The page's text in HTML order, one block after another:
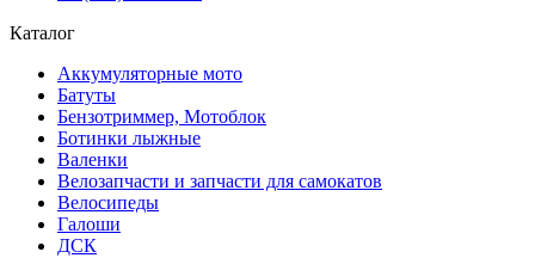
Каталог
Аккумуляторные мото
Батуты
Бензотриммер, Мотоблок
Ботинки лыжные
Валенки
Велозапчасти и запчасти для самокатов
Велосипеды
Галоши
ДСК